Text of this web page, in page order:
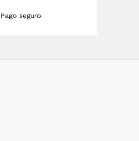
Pago seguro